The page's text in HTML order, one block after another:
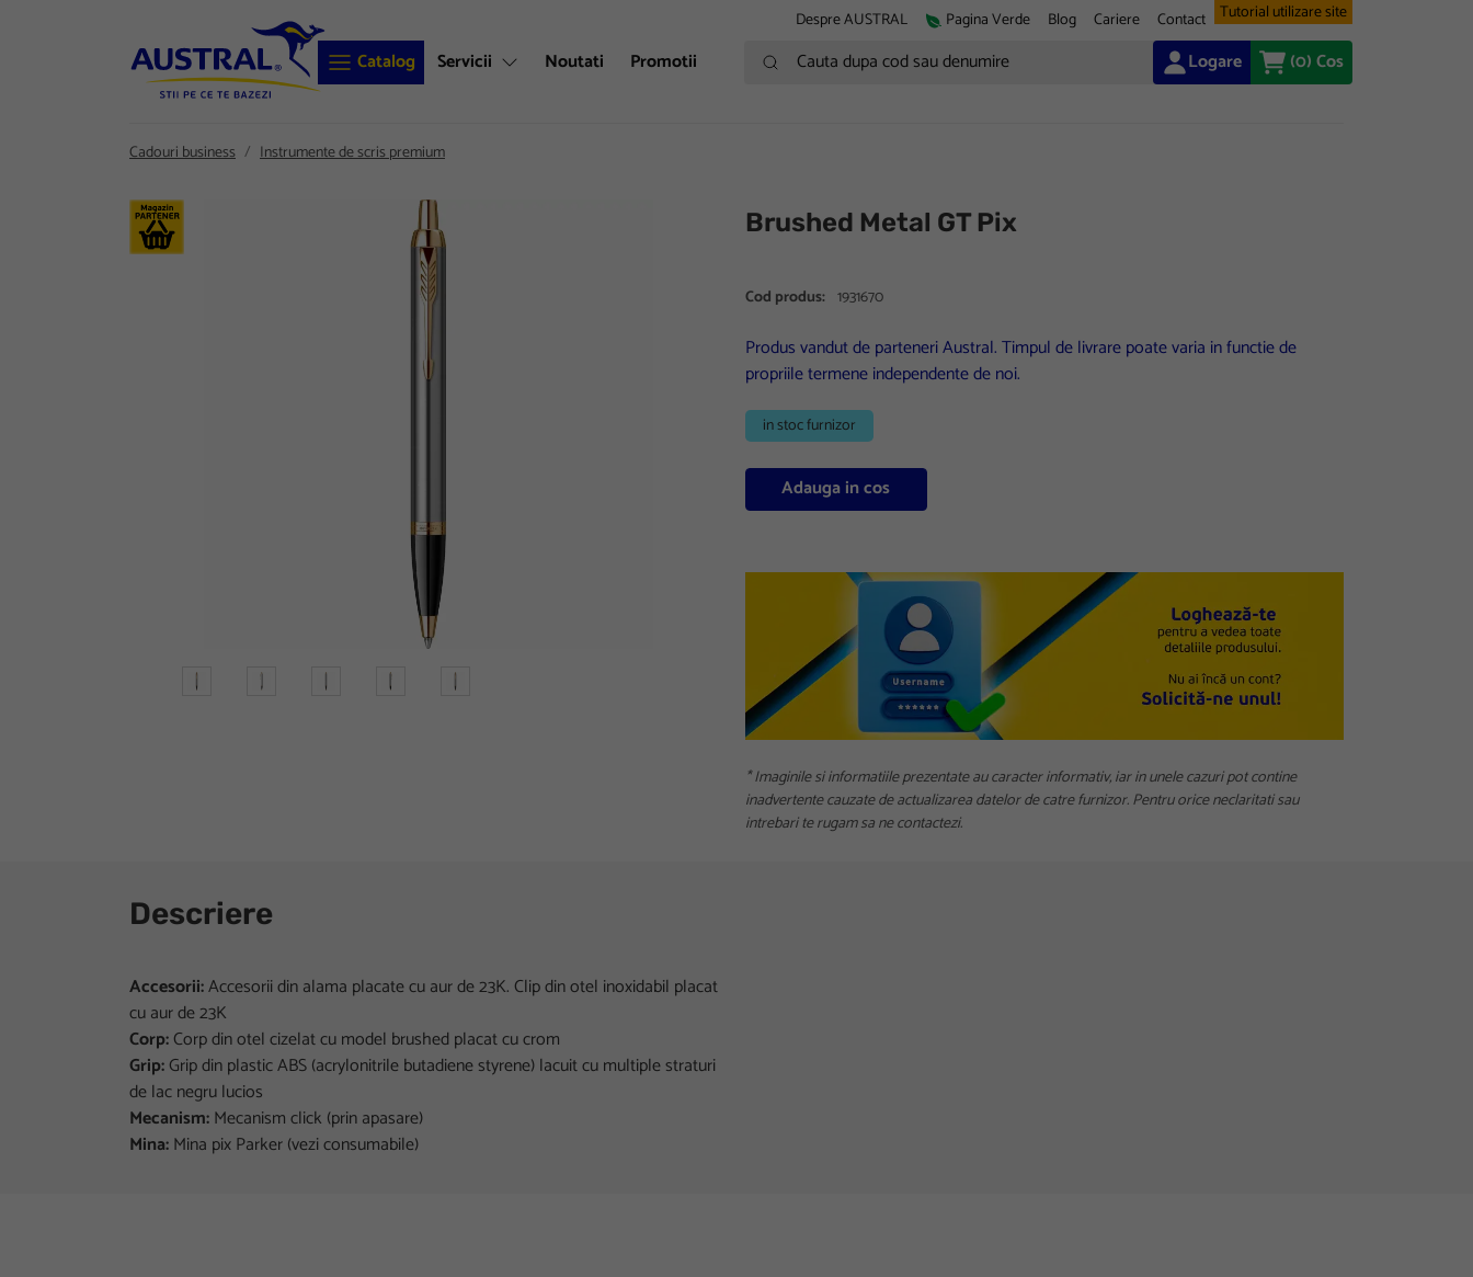
Despre AUSTRAL Pagina Verde Blog Cariere Contact Tutorial utilizare site
Catalog Servicii Noutati Promotii Cauta dupa cod sau denumire Logare (0)Cos
Cadouri business Instrumente de scris premium
Brushed Metal GT Pix
Cod produs: 1931670
Produs vandut de parteneri Austral. Timpul de livrare poate varia in functie de
propriile termene independente de noi.
in stoc furnizor
Adauga in cos
* Imaginile si informatiile prezentate au caracter informativ, iar in unele cazuri pot contine
inadvertente cauzate de actualizarea datelor de catre furnizor. Pentru orice neclaritati sau
intrebari te rugam sa ne contactezi.
Descriere
Accesorii:Accesorii din alama placate cu aur de 23K. Clip din otel inoxidabil placat
cu aur de 23K
Corp:Corp din otel cizelat cu model brushed placat cu crom
Grip:Grip din plastic ABS (acrylonitrile butadiene styrene) lacuit cu multiple straturi
de lac negru lucios
Mecanism:Mecanism click (prin apasare)
Mina:Mina pix Parker (vezi consumabile)